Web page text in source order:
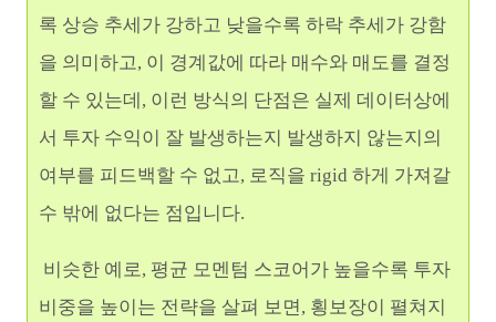
록 상승 추세가 강하고 낮을수록 하락 추세가 강함
을 의미하고, 이 경계값에 따라 매수와 매도를 결정
할 수 있는데, 이런 방식의 단점은 실제 데이터상에
서 투자 수익이 잘 발생하는지 발생하지 않는지의
여부를 피드백할 수 없고, 로직을 rigid 하게 가져갈
수 밖에 없다는 점입니다.
비슷한 예로, 평균 모멘텀 스코어가 높을수록 투자
비중을 높이는 전략을 살펴 보면, 횡보장이 펼쳐지